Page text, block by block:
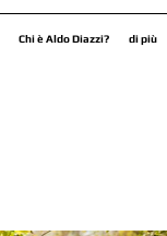
Chi è Aldo Diazzi? di più